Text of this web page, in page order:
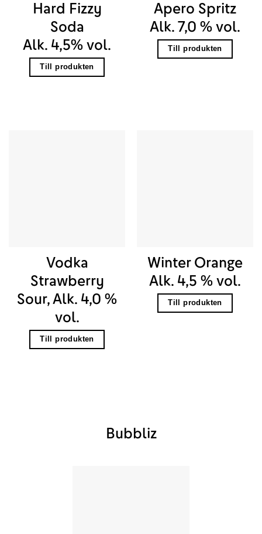
Hard Fizzy
Soda
Alk. 4,5% vol.
Till produkten
Apero Spritz
Alk. 7,0 % vol.
Till produkten
Vodka
Strawberry
Sour, Alk. 4,0 %
vol.
Till produkten
Winter Orange
Alk. 4,5 % vol.
Till produkten
Bubbliz